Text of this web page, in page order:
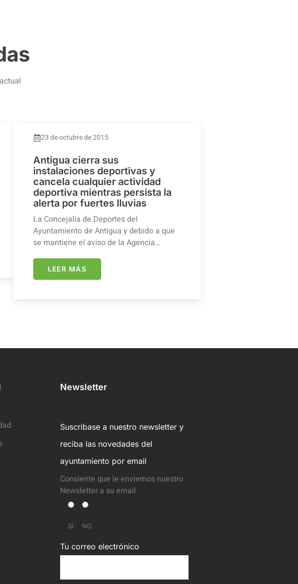
23 de octubre de 2015
Antigua cierra sus
instalaciones deportivas y
cancela cualquier actividad
deportiva mientras persista la
alerta por fuertes lluvias
La Concejalía de Deportes del
Ayuntamiento de Antigua y debido a que
se mantiene el aviso de la Agencia…
LEER MÁS
Newsletter
Suscríbase a nuestro newsletter y
reciba las novedades del
ayuntamiento por email
Consiente que le enviemos nuestro
Newsletter a su email
SI NO
Tu correo electrónico